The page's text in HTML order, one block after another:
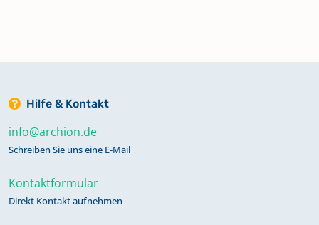
Hilfe & Kontakt
info@archion.de
Schreiben Sie uns eine E-Mail
Kontaktformular
Direkt Kontakt aufnehmen